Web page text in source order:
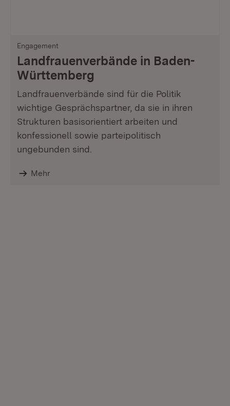
Engagement
Landfrauenverbände in Baden-
Württemberg
Landfrauenverbände sind für die Politik
wichtige Gesprächspartner, da sie in ihren
Strukturen basisorientiert arbeiten und
konfessionell sowie parteipolitisch
ungebunden sind.
Mehr